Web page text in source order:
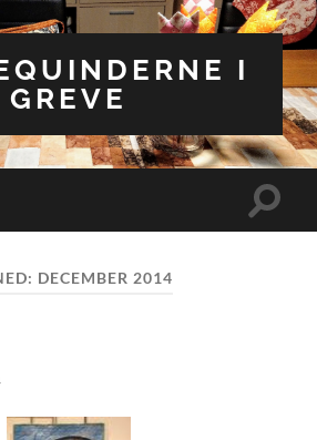
I
GREVE
Toggle
DECEMBER 2014